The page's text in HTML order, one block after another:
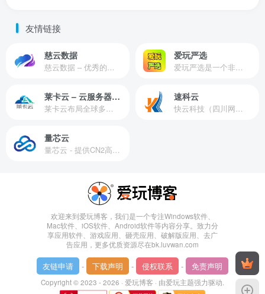
友情链接
慈云数据
慈云数据 – 优秀的云服务器服务商，提供最具有性价比的产品。慈云数据是开发者必不可少的良心云
爱玩严选
爱玩严选是一个非常有保障且性价比极高的虚拟商城，包括但不限于苹果证书、技术指导、会员充值等多种虚拟服务！
莱卡云 – 云服务器提供商
莱卡云布局全球多个地理区域。提供服务有：境外云服务器、国内云服务器、独立服务器、服务器托管、CDN、SSL证书、游戏服务器等业务。
速科云
快云科技（四川网联快云科技有限公司）成立于2021年，主营互联网业务平台服务提供商。公司专注为用户提供低价高性能云计算产品，致力于云计算应用的易用性开发，并引导云计算在国内普及
量芯云
量芯云 - 提供CN2高速香港美国云服务器&专业高防服务器租用等云服务器供应商
欢迎来到爱玩博客，我们是一个专注Windows软件、
Mac软件、iOS软件、Android软件等内容分享。致力分
享应用软件、游戏应用、砸壳应用、破解版应用、去广
告应用，更多优质资源尽在bk.luvwan.com
友链申请 - 下载声明 - 侵权联系 - 免责声明
Copyright © 2023 - 2026 · 爱玩博客 · 由爱玩主题强力驱动.